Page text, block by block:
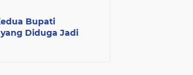
Bupati
Diduga Jadi